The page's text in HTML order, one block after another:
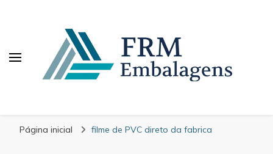
Página inicial filme de PVC direto da fabrica